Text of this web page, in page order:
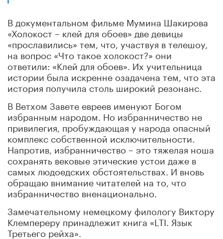
В документальном фильме Мумина Шакирова
«Холокост – клей для обоев» две девицы
«прославились» тем, что, участвуя в телешоу,
на вопрос «Что такое холокост?» они
ответили: «Клей для обоев». Их учительница
истории была искренне озадачена тем, что эта
история получила столь широкий резонанс.
В Ветхом Завете евреев именуют Богом
избранным народом. Но избранничество не
привилегия, пробуждающая у народа опасный
комплекс собственной исключительности.
Напротив, избранничество – это тяжелая ноша
сохранять вековые этические устои даже в
самых людоедских обстоятельствах. И вновь
обращаю внимание читателей на то, что
избранничество вненационально.
Замечательному немецкому филологу Виктору
Клемпереру принадлежит книга «LTI. Язык
Третьего рейха».